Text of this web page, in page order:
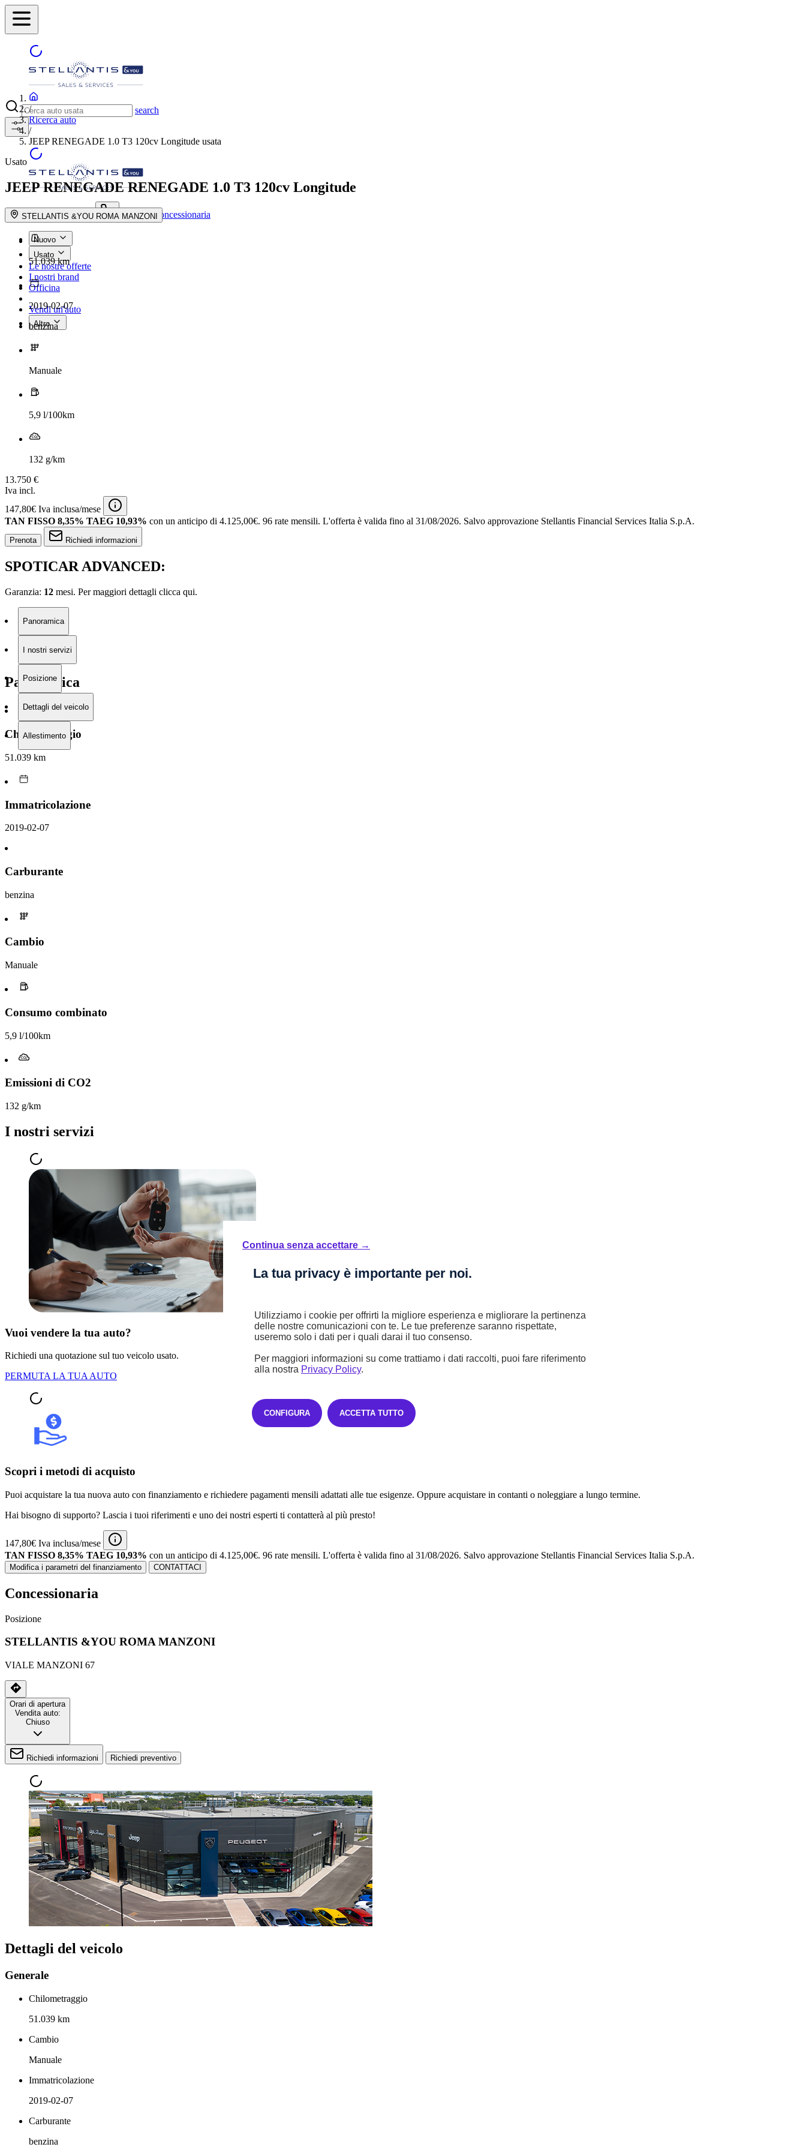
search
search button - icon Trova la concessionaria
Nuovo
Usato
Le nostre offerte
I nostri brand
Officina
Vendi un'auto
Altro
/
Ricerca auto
/
JEEP RENEGADE 1.0 T3 120cv Longitude usata
Usato
JEEP RENEGADERENEGADE 1.0 T3 120cv Longitude
STELLANTIS &YOU ROMA MANZONI
51.039 km
2019-02-07
benzina
Manuale
5,9 l/100km
132 g/km
13.750 €
Iva incl.
147,80€ Iva inclusa/mese
TAN FISSO 8,35% TAEG 10,93% con un anticipo di 4.125,00€. 96 rate mensili. L'offerta è valida fino al 31/08/2026. Salvo approvazione Stellantis Financial Services Italia S.p.A.
Prenota Richiedi informazioni
SPOTICAR ADVANCED:
Garanzia: 12 mesi. Per maggiori dettagli clicca qui.
Panoramica
I nostri servizi
Posizione
Dettagli del veicolo
Allestimento
Panoramica
Chilometraggio
51.039 km
Immatricolazione
2019-02-07
Carburante
benzina
Cambio
Manuale
Consumo combinato
5,9 l/100km
Emissioni di CO2
132 g/km
I nostri servizi
Vuoi vendere la tua auto?
Richiedi una quotazione sul tuo veicolo usato.
PERMUTA LA TUA AUTO
Scopri i metodi di acquisto
Puoi acquistare la tua nuova auto con finanziamento e richiedere pagamenti mensili adattati alle tue esigenze. Oppure acquistare in contanti o noleggiare a lungo termine.
Hai bisogno di supporto? Lascia i tuoi riferimenti e uno dei nostri esperti ti contatterà al più presto!
147,80€ Iva inclusa/mese
TAN FISSO 8,35% TAEG 10,93% con un anticipo di 4.125,00€. 96 rate mensili. L'offerta è valida fino al 31/08/2026. Salvo approvazione Stellantis Financial Services Italia S.p.A.
Modifica i parametri del finanziamento CONTATTACI
Concessionaria
Posizione
STELLANTIS &YOU ROMA MANZONI
VIALE MANZONI 67
Orari di apertura
Vendita auto:
Chiuso
Richiedi informazioni Richiedi preventivo
Dettagli del veicolo
Generale
Chilometraggio
51.039 km
Cambio
Manuale
Immatricolazione
2019-02-07
Carburante
benzina
Continua senza accettare →
La tua privacy è importante per noi.
Utilizziamo i cookie per offrirti la migliore esperienza e migliorare la pertinenza
delle nostre comunicazioni con te. Le tue preferenze saranno rispettate,
useremo solo i dati per i quali darai il tuo consenso.
Per maggiori informazioni su come trattiamo i dati raccolti, puoi fare riferimento
alla nostra Privacy Policy.
CONFIGURA ACCETTA TUTTO